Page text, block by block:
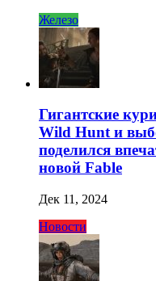
Железо
Гигантские
Wild Hunt и
поделился
новой Fable
Дек 11, 2024
Новости